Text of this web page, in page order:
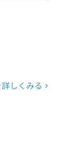
しくみる